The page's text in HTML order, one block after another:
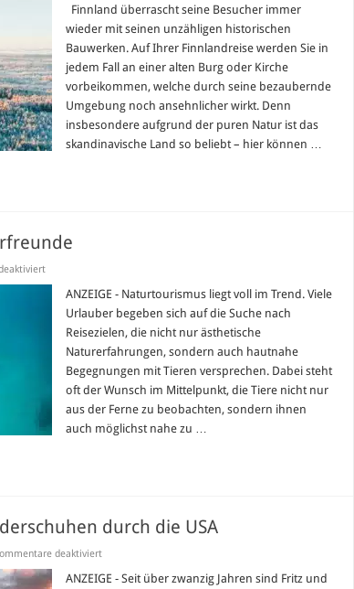
TOP
Sehenswürdigkeiten
in
Finnland
2017
Finnland überrascht seine Besucher immer
wieder mit seinen unzähligen historischen
Bauwerken. Auf Ihrer Finnlandreise werden Sie in
jedem Fall an einer alten Burg oder Kirche
vorbeikommen, welche durch seine bezaubernde
Umgebung noch ansehnlicher wirkt. Denn
insbesondere aufgrund der puren Natur ist das
skandinavische Land so beliebt – hier können …
für
Reiseziele
Tierfreunde
ANZEIGE - Naturtourismus liegt voll im Trend. Viele
Urlauber begeben sich auf die Suche nach
Reisezielen, die nicht nur ästhetische
Naturerfahrungen, sondern auch hautnahe
Begegnungen mit Tieren versprechen. Dabei steht
oft der Wunsch im Mittelpunkt, die Tiere nicht nur
aus der Ferne zu beobachten, sondern ihnen
auch möglichst nahe zu …
durch die USA
deaktiviertfür
Online.de
ANZEIGE - Seit über zwanzig Jahren sind Fritz und